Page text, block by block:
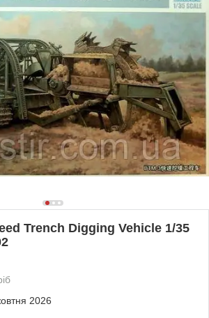
Trench Digging Vehicle 1/35
2026